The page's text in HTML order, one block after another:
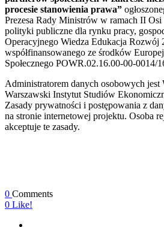
procesie stanowienia prawa”
Prezesa Rady Ministrów w ramach II
polityki publiczne dla rynku pracy,
Operacyjnego Wiedza Edukacja Rozwój
współfinansowanego ze środków
Społecznego POWR.02.16.00-00-0014/
Administratorem danych osobowych jest
Warszawski Instytut Studiów
Zasady prywatności i postępowania z
na stronie internetowej projektu. Osoba
akceptuje te zasady.
0 Comments
0 Like!